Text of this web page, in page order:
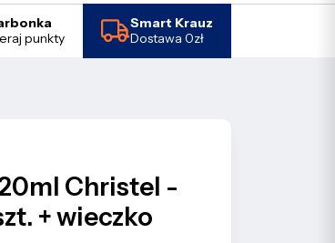
punkty
Smart Krauz
Dostawa 0zł
Christel -
+ wieczko